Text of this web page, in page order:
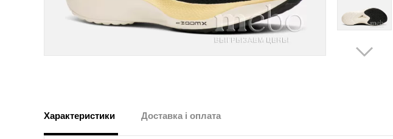
Характеристики Доставка і оплата